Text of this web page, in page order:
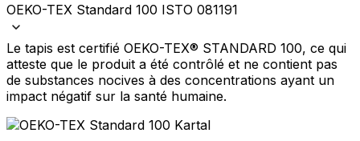
OEKO-TEX Standard 100 ISTO 081191
Le tapis est certifié OEKO-TEX® STANDARD 100, ce qui
atteste que le produit a été contrôlé et ne contient pas
de substances nocives à des concentrations ayant un
impact négatif sur la santé humaine.